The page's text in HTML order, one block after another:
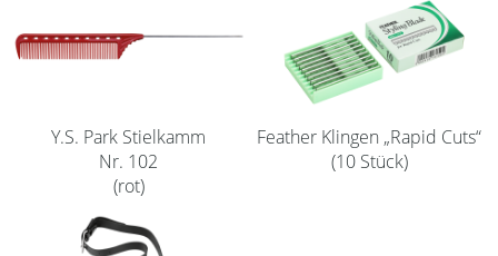
Aktuelle Informationen
Y.S. Park Stielkamm
Nr. 102
(rot)
Feather Klingen „Rapid Cuts“
(10 Stück)